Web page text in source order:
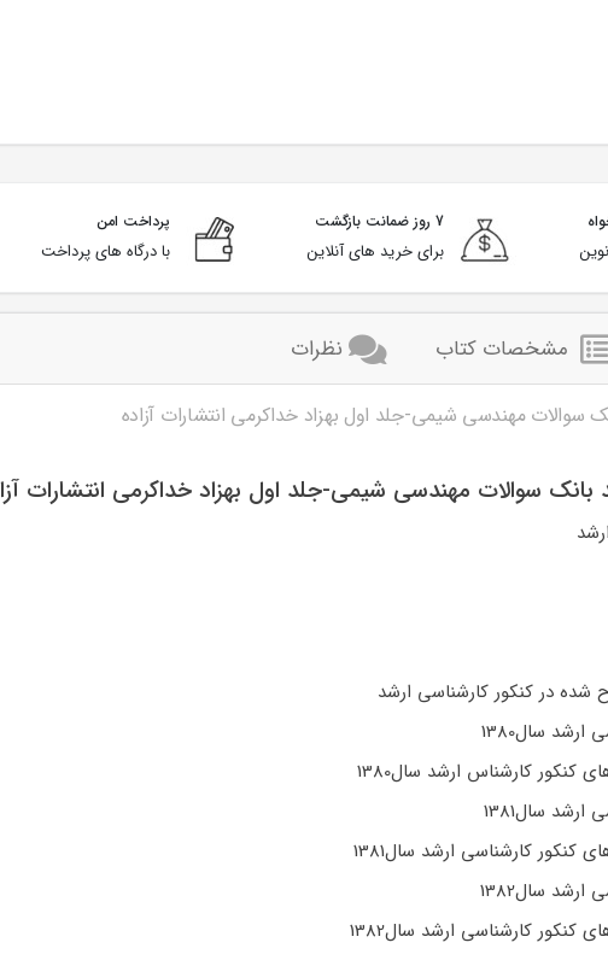
7 روز ضمانت بازگشت
برای خرید های آنلاین
پرداخت امن
با درگاه های پرداخت
مشخصات کتاب نظرات
سوالات مهندسی شیمی-جلد اول بهزاد خداکرمی انتشارات آزاده
بانک سوالات مهندسی شیمی-جلد اول بهزاد خداکرمی انتشارات
در کنکور کارشناسی ارشد
سال1380
کارشناس ارشد سال1380
سال1381
کارشناسی ارشد سال1381
سال1382
کارشناسی ارشد سال1382